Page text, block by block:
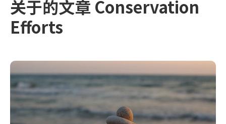
关于的文章 Conservation
Efforts